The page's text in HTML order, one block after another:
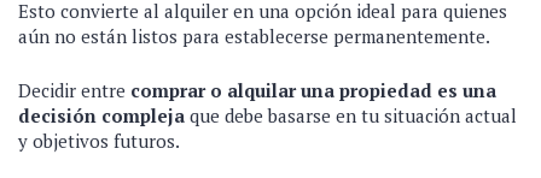
Esto convierte al alquiler en una opción ideal para quienes
aún no están listos para establecerse permanentemente.
Decidir entre comprar o alquilar una propiedad es una
decisión compleja que debe basarse en tu situación actual
y objetivos futuros.